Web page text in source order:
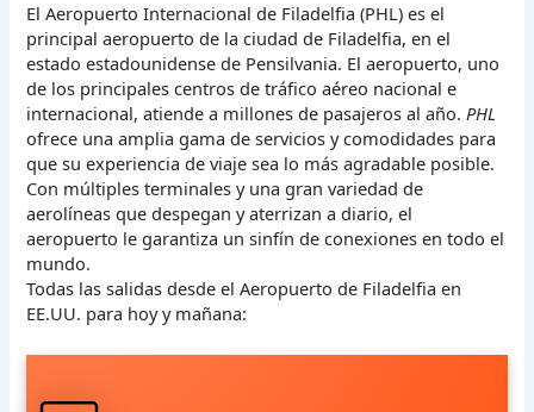
El Aeropuerto Internacional de Filadelfia (PHL) es el
principal aeropuerto de la ciudad de Filadelfia, en el
estado estadounidense de Pensilvania. El aeropuerto, uno
de los principales centros de tráfico aéreo nacional e
internacional, atiende a millones de pasajeros al año.PHL
ofrece una amplia gama de servicios y comodidades para
que su experiencia de viaje sea lo más agradable posible.
Con múltiples terminales y una gran variedad de
aerolíneas que despegan y aterrizan a diario, el
aeropuerto le garantiza un sinfín de conexiones en todo el
mundo.
Todas las salidas desde el Aeropuerto de Filadelfia en
EE.UU. para hoy y mañana: